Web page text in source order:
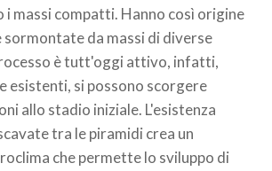
massi compatti. Hanno così origine
sormontate da massi di diverse
è tutt'oggi attivo, infatti,
esistenti, si possono scorgere
allo stadio iniziale. L'esistenza
tra le piramidi crea un
che permette lo sviluppo di